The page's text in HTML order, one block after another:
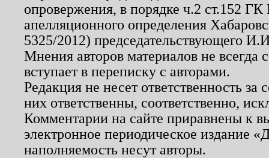
опровержения, в порядке ч.2 ст.152
апелляционного определения
5325/2012) председательствующего
Мнения авторов материалов не
вступает в переписку с авторами.
Редакция не несет ответственность
них ответственны, соответственно,
Комментарии на сайте приравнены к
электронное периодическое издание
наполняемость несут авторы.